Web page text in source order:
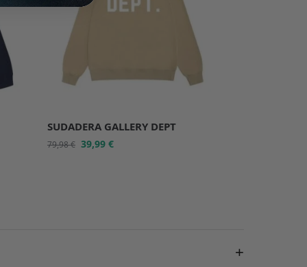
SUDADERA GALLERY DEPT
79,98€ 39,99€
+